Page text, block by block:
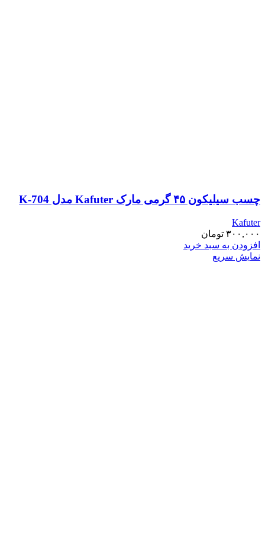
چسب سیلیکون ۴۵ گرمی مارک Kafuter مدل K-704
Kafuter
۳۰۰,۰۰۰ تومان
افزودن به سبد خرید
نمایش سریع